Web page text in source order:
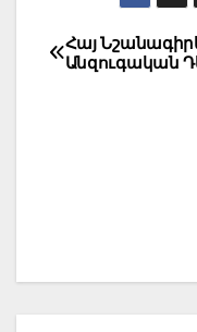
Post
navigation
Հայ
Անզուգական